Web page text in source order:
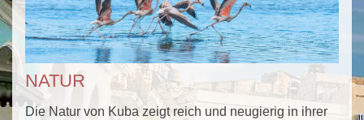
NATUR
Die Natur von Kuba zeigt reich und neugierig in ihrer